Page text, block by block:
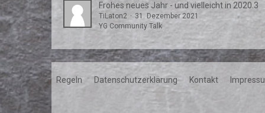
Frohes neues Jahr - und vielleicht in 2020.3
TiLaton2
31. Dezember 2021
YG Community Talk
Regeln Datenschutzerklärung Kontakt